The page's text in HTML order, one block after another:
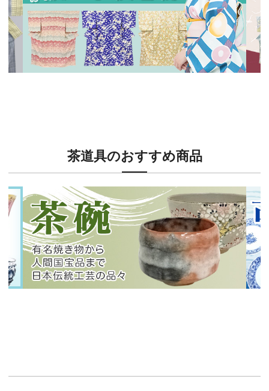
茶道具のおすすめ商品